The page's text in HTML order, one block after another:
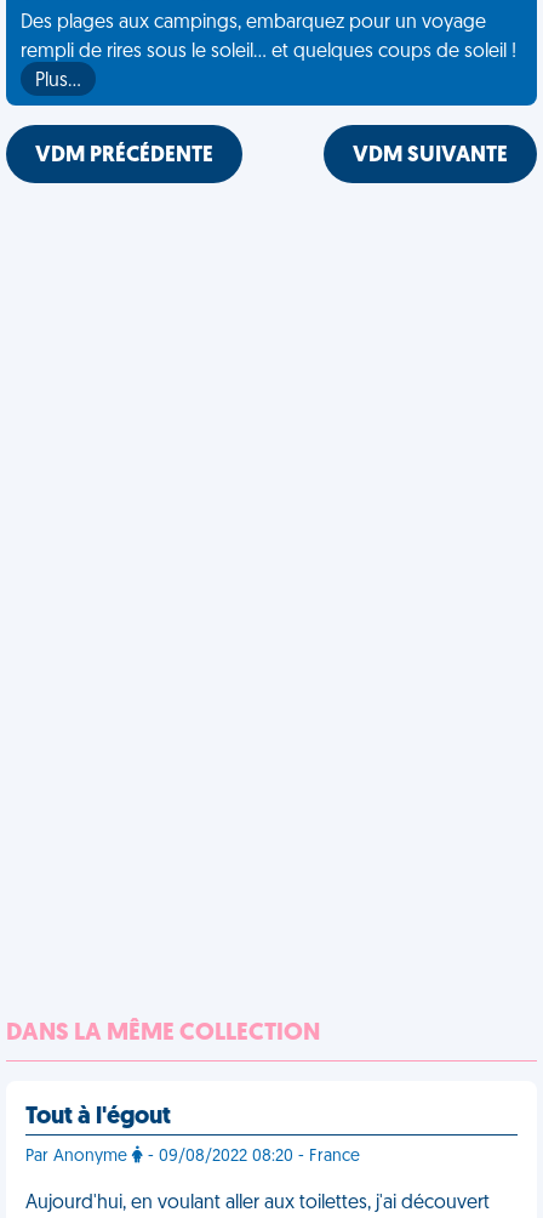
Des plages aux campings, embarquez pour un voyage
rempli de rires sous le soleil... et quelques coups de soleil !
Plus…
VDM PRÉCÉDENTE VDM SUIVANTE
DANS LA MÊME COLLECTION
Tout à l'égout
Par Anonyme - 09/08/2022 08:20 - France
Aujourd'hui, en voulant aller aux toilettes, j'ai découvert